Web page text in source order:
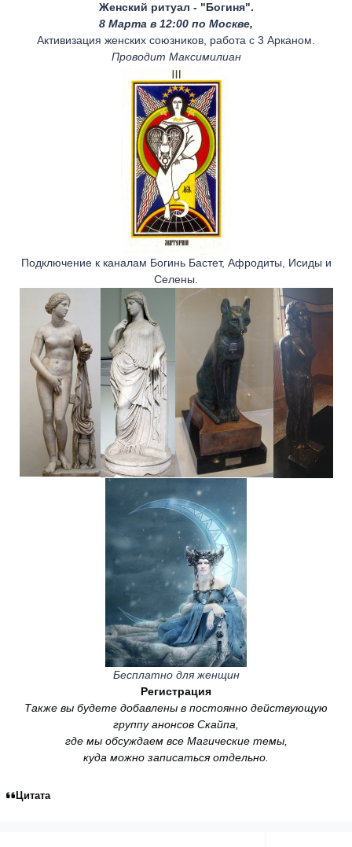
Женский ритуал - "Богиня".
8 Марта в 12:00 по Москве,
Активизация женских союзников, работа с 3 Арканом.
Проводит Максимилиан
Подключение к каналам Богинь Бастет, Афродиты, Исиды и
Селены.
Бесплатно для женщин
Регистрация
Также вы будете добавлены в постоянно действующую
группу анонсов Скайпа,
где мы обсуждаем все Магические темы,
куда можно записаться отдельно.
Цитата